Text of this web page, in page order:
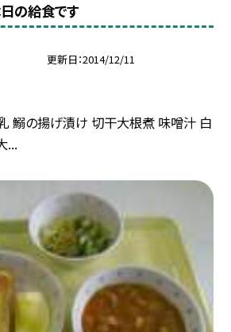
日の給食です
更新日 2014/12/11
鰯の揚げ漬け 切干大根煮 味噌汁 白
...